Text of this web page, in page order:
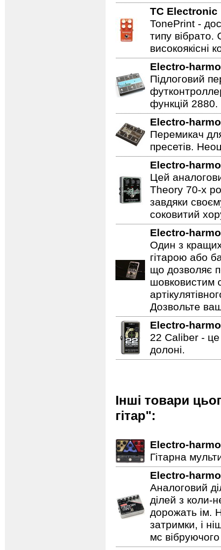
TC Electronic
TonePrint -
типу вібрато.
високоякісні
Electro-
Підлоговий
функцій 2880.
Electro-
Перемикач
пресетів.
Electro-
Цей
Theory 70-х
завдяки
соковитий
Electro-
Один з
гітарою або
що дозволяє
шовковистим
Дозвольте
Electro-
22 Caliber - це
долоні.
Інші товари
гітар":
Electro-
Гітарна
Electro-
Аналоговий
ділей з коли-
дорожать ім.
затримки, і
мс